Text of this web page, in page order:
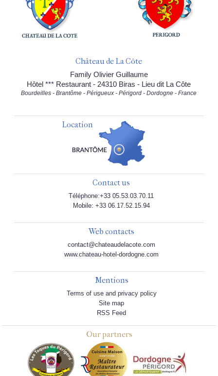
Château de La Côte
Family Olivier Guillaume
Hôtel *** Restaurant - 24310 Biras - Lieu dit La Côte
Bourdeilles - Brantôme - Périgueux - Périgord - Dordogne - France
Location
Contact us
Téléphone:+33 05.53.03.70.11
Mobile: +33 06.17.52.15.94
Web contacts
contact@chateaudelacote.com
www.chateau-hotel-dordogne.com
Mentions
Terms of use and privacy policy
Site map
RSS Feed
Our partners